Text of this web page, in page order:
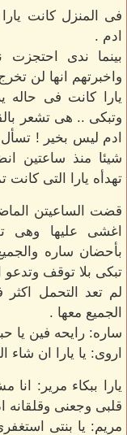
فى المنزل كانت
ادم .
بينما ندى احتجزت
واخبرتهم انها لن
يارا كانت فى حاله
وتبكى .. هى تشعر
ادم ليس بخير !
شيئا منذ ساعتين
تهدأه يارا التى
قضت الساعيتن
اغشى عليها وهى
بأحضان ساره
تبكى بلا توقف وتدعو
لم تعد التحمل
الجميع معها .
ساره: رايحه فين يا
اروى: يا يارا ان شاء
يارا ببكاء مرير:
قلبى وجعنى
مريم: يا بنتى